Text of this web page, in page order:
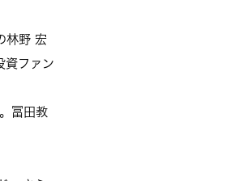
林野 宏
資ファン
冨田教